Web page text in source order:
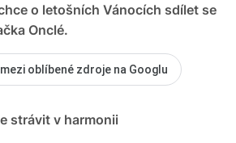
o letošních Vánocích sdílet se
Onclé.
oblíbené zdroje na Googlu
strávit v harmonii